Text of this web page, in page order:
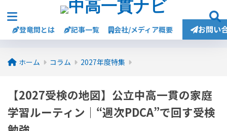
登竜問とは 記事一覧 会社/メディア概要 お問い
ホーム コラム 2027年度特集
【2027受検の地図】公立中高一貫の家庭
学習ルーティン｜“週次PDCA”で回す受検